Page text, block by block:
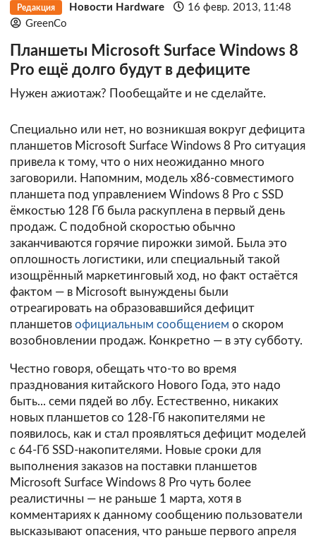
Редакция Новости Hardware
16 февр. 2013, 11:48
GreenCo
Планшеты Microsoft Surface Windows 8
Pro ещё долго будут в дефиците
Нужен ажиотаж? Пообещайте и не сделайте.
Специально или нет, но возникшая вокруг дефицита
планшетов Microsoft Surface Windows 8 Pro ситуация
привела к тому, что о них неожиданно много
заговорили. Напомним, модель x86-совместимого
планшета под управлением Windows 8 Pro с SSD
ёмкостью 128 Гб была раскуплена в первый день
продаж. С подобной скоростью обычно
заканчиваются горячие пирожки зимой. Была это
оплошность логистики, или специальный такой
изощрённый маркетинговый ход, но факт остаётся
фактом — в Microsoft вынуждены были
отреагировать на образовавшийся дефицит
планшетов официальным сообщением о скором
возобновлении продаж. Конкретно — в эту субботу.
Честно говоря, обещать что-то во время
празднования китайского Нового Года, это надо
быть... семи пядей во лбу. Естественно, никаких
новых планшетов со 128-Гб накопителями не
появилось, как и стал проявляться дефицит моделей
с 64-Гб SSD-накопителями. Новые сроки для
выполнения заказов на поставки планшетов
Microsoft Surface Windows 8 Pro чуть более
реалистичны — не раньше 1 марта, хотя в
комментариях к данному сообщению пользователи
высказывают опасения, что раньше первого апреля